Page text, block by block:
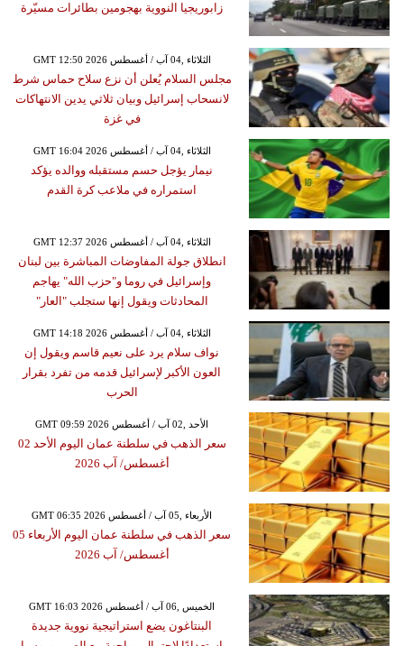
زابوريجيا النووية بهجومين بطائرات مسيّرة
GMT 12:50 2026 الثلاثاء ,04 آب / أغسطس
مجلس السلام يُعلن أن نزع سلاح حماس شرط
لانسحاب إسرائيل وبيان ثلاثي يدين الانتهاكات
في غزة
GMT 16:04 2026 الثلاثاء ,04 آب / أغسطس
نيمار يؤجل حسم مستقبله ووالده يؤكد
استمراره في ملاعب كرة القدم
GMT 12:37 2026 الثلاثاء ,04 آب / أغسطس
انطلاق جولة المفاوضات المباشرة بين لبنان
وإسرائيل في روما و"حزب الله" يهاجم
المحادثات ويقول إنها ستجلب "العار"
GMT 14:18 2026 الثلاثاء ,04 آب / أغسطس
نواف سلام يرد على نعيم قاسم ويقول إن
العون الأكبر لإسرائيل قدمه من تفرد بقرار
الحرب
GMT 09:59 2026 الأحد ,02 آب / أغسطس
سعر الذهب في سلطنة عمان اليوم الأحد 02
أغسطس/ آب 2026
GMT 06:35 2026 الأربعاء ,05 آب / أغسطس
سعر الذهب في سلطنة عمان اليوم الأربعاء 05
أغسطس/ آب 2026
GMT 16:03 2026 الخميس ,06 آب / أغسطس
البنتاغون يضع استراتيجية نووية جديدة